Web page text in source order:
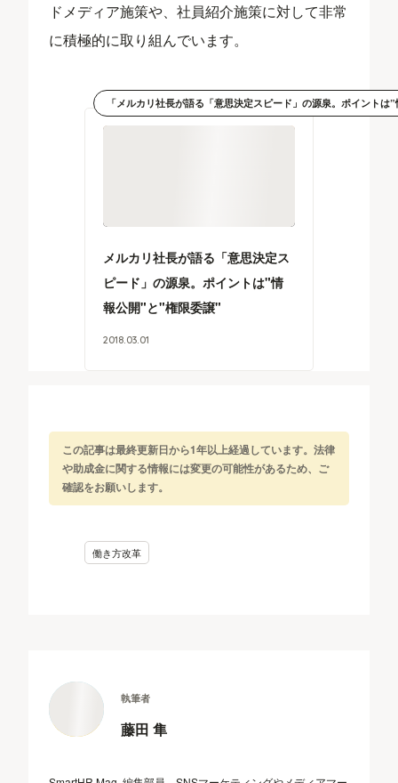
ドメディア施策や、社員紹介施策に対して非常
に積極的に取り組んでいます。
「メルカリ社長が語る「意思決定スピード」の源泉。ポイントは
メルカリ社長が語る「意思決定ス
ピード」の源泉。ポイントは"情
報公開"と"権限委譲"
2018 03 01
この記事は最終更新日から1年以上経過しています。法律
や助成金に関する情報には変更の可能性があるため、ご
確認をお願いします。
働き方改革
執筆者
藤田 隼